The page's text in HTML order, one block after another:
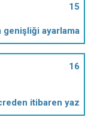
15
genişliği ayarlama
16
itibaren yaz